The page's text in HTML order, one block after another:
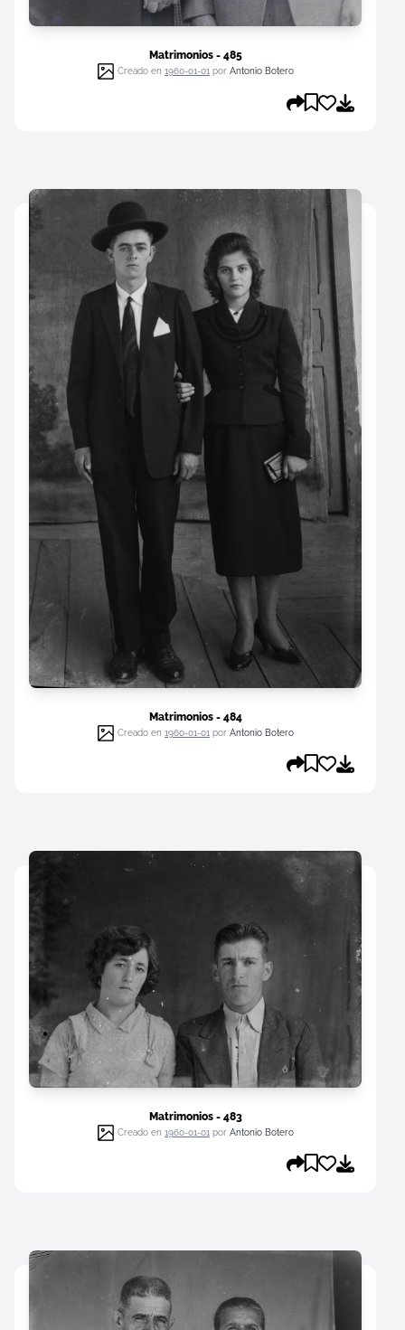
Matrimonios - 485
Creado en 1960-01-01 por Antonio Botero
Matrimonios - 484
Creado en 1960-01-01 por Antonio Botero
Matrimonios - 483
Creado en 1960-01-01 por Antonio Botero